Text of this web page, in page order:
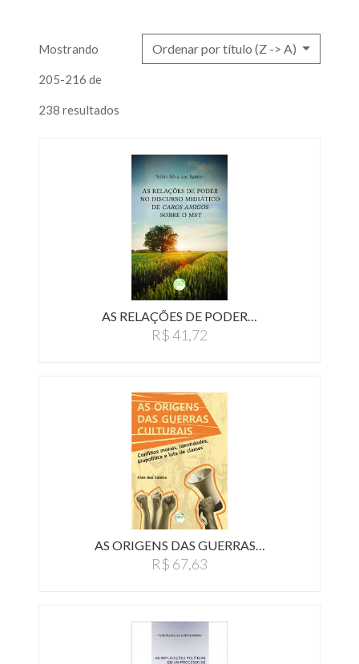
Mostrando
205-216 de
238 resultados
Ordenar por título (Z -> A)
AS RELAÇÕES DE PODER…
R$ 41,72
AS ORIGENS DAS GUERRAS…
R$ 67,63